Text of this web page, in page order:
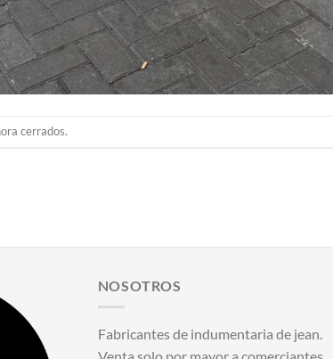
cerrados.
NOSOTROS
Fabricantes de indumentaria de jean.